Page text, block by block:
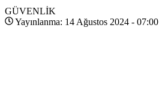
GÜVENLİK
Yayınlanma: 14 Ağustos 2024 - 07:00